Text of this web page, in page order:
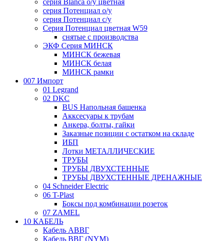
серия Blanca о/у цветная
серия Потенциал о/у
серия Потенциал с/у
Серия Потенциал цветная W59
снятые с производства
ЭКФ Серия МИНСК
МИНСК бежевая
МИНСК белая
МИНСК рамки
007 Импорт
01 Legrand
02 DKC
BUS Напольная башенка
Акксесуары к трубам
Анкера, болты, гайки
Заказные позиции с остатком на складе
ИБП
Лотки МЕТАЛЛИЧЕСКИЕ
ТРУБЫ
ТРУБЫ ДВУХСТЕННЫЕ
ТРУБЫ ДВУХСТЕННЫЕ ДРЕНАЖНЫЕ
04 Schneider Electric
06 T-Plast
Боксы под комбинации розеток
07 ZAMEL
10 КАБЕЛЬ
Кабель АВВГ
Кабель ВВГ (NYM)